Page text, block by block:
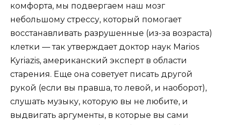
комфорта, мы подвергаем наш мозг
небольшому стрессу, который помогает
восстанавливать разрушенные (из-за возраста)
клетки — так утверждает доктор наук Marios
Kyriazis, американский эксперт в области
старения. Еще она советует писать другой
рукой (если вы правша, то левой, и наоборот),
слушать музыку, которую вы не любите, и
выдвигать аргументы, в которые вы сами